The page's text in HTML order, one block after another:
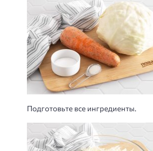
Подготовьте все ингредиенты.